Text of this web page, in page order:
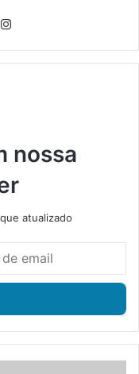
Yo
ra
nossa
atualizado